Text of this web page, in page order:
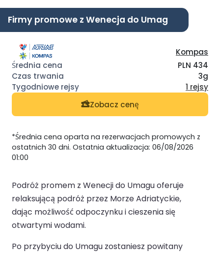
Firmy promowe z Wenecja do Umag
Kompas
PLN 434
3g
1 rejsy
Zobacz cenę
*Średnia cena oparta na rezerwacjach promowych z
ostatnich 30 dni. Ostatnia aktualizacja: 06/08/2026
01:00
Podróż promem z Wenecji do Umagu oferuje
relaksującą podróż przez Morze Adriatyckie,
dając możliwość odpoczynku i cieszenia się
otwartymi wodami.
Po przybyciu do Umagu zostaniesz powitany